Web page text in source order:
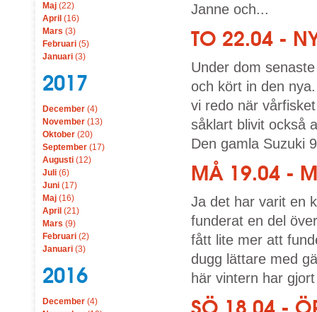
Maj (22)
April (16)
Mars (3)
Februari (5)
Januari (3)
2017
December (4)
November (13)
Oktober (20)
September (17)
Augusti (12)
Juli (6)
Juni (17)
Maj (16)
April (21)
Mars (9)
Februari (2)
Januari (3)
2016
December (4)
Janne och...
TO 22.04 -
Under dom
och kört in den
vi redo när
såklart blivit också
Den gamla Suzuki
MÅ 19.04 -
Ja det har varit en
funderat en del
fått lite mer att
dugg lättare med
här vintern har